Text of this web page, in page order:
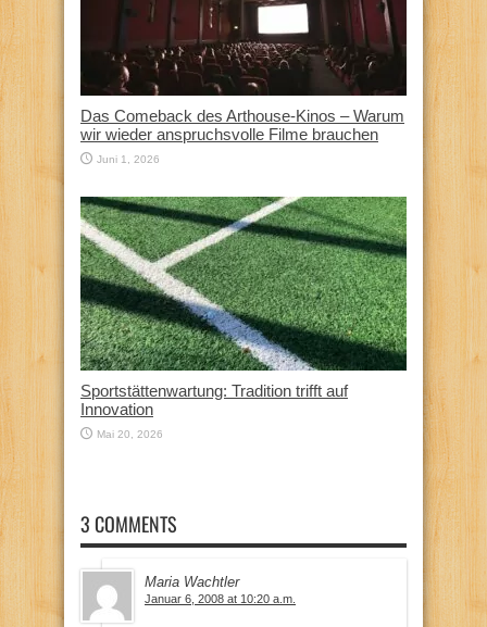
Das Comeback des Arthouse-Kinos – Warum
wir wieder anspruchsvolle Filme brauchen
Juni 1, 2026
Sportstättenwartung: Tradition trifft auf
Innovation
Mai 20, 2026
3 COMMENTS
Maria Wachtler
Januar 6, 2008 at 10:20 a.m.